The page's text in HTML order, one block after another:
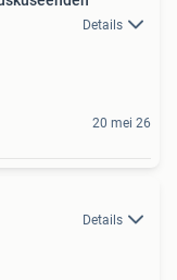
Details
20 mei 26
Details